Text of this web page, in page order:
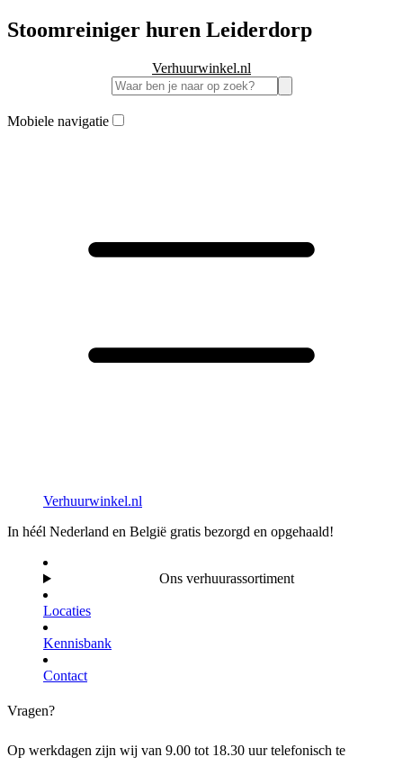
Stoomreiniger huren Leiderdorp
Verhuurwinkel.nl
Mobiele navigatie
Verhuurwinkel.nl
In héél Nederland en België gratis bezorgd en opgehaald!
Ons verhuurassortiment
Locaties
Kennisbank
Contact
Vragen?
Op werkdagen zijn wij van 9.00 tot 18.30 uur telefonisch te